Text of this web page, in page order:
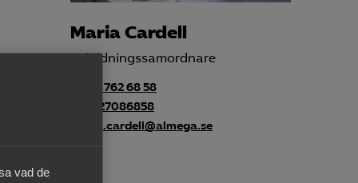
vad de
Maria Cardell
Utbildningssamordnare
+46 8 762 68 58
+46727086858
maria.cardell@almega.se